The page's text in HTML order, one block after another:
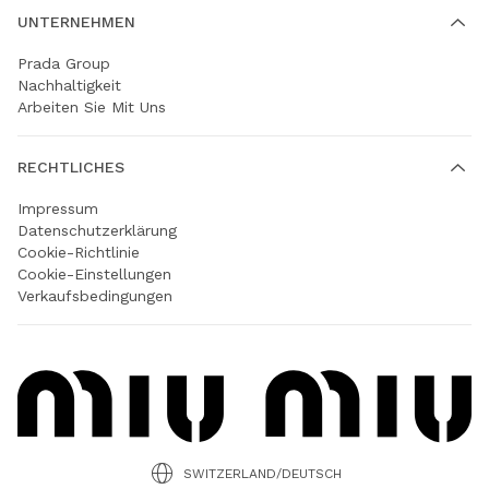
UNTERNEHMEN
Prada Group
Nachhaltigkeit
Arbeiten Sie Mit Uns
RECHTLICHES
Impressum
Datenschutzerklärung
Cookie-Richtlinie
Cookie-Einstellungen
Verkaufsbedingungen
SWITZERLAND/DEUTSCH